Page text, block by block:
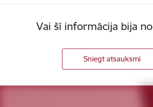
Vai šī informācija bija
Sniegt atsauksmi